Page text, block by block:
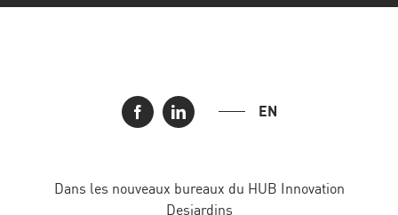
EN
Dans les nouveaux bureaux du HUB Innovation
Desjardins